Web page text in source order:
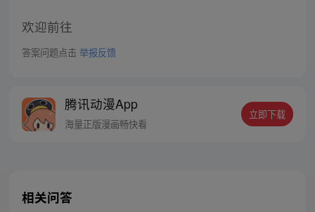
欢迎前往
答案问题点击 举报反馈
腾讯动漫App
海量正版漫画畅快看
立即下载
相关问答